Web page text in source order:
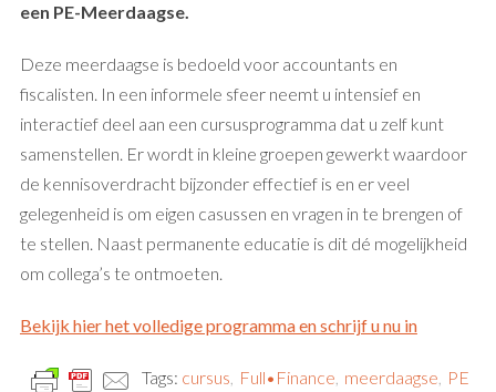
een PE-Meerdaagse.
Deze meerdaagse is bedoeld voor accountants en
fiscalisten. In een informele sfeer neemt u intensief en
interactief deel aan een cursusprogramma dat u zelf kunt
samenstellen. Er wordt in kleine groepen gewerkt waardoor
de kennisoverdracht bijzonder effectief is en er veel
gelegenheid is om eigen casussen en vragen in te brengen of
te stellen. Naast permanente educatie is dit dé mogelijkheid
om collega’s te ontmoeten.
Bekijk hier het volledige programma en schrijf u nu in
Tags: cursus Full•Finance meerdaagse PE